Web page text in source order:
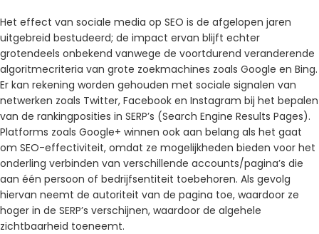
Het effect van sociale media op SEO is de afgelopen jaren
uitgebreid bestudeerd; de impact ervan blijft echter
grotendeels onbekend vanwege de voortdurend veranderende
algoritmecriteria van grote zoekmachines zoals Google en Bing.
Er kan rekening worden gehouden met sociale signalen van
netwerken zoals Twitter, Facebook en Instagram bij het bepalen
van de rankingposities in SERP’s (Search Engine Results Pages).
Platforms zoals Google+ winnen ook aan belang als het gaat
om SEO-effectiviteit, omdat ze mogelijkheden bieden voor het
onderling verbinden van verschillende accounts/pagina’s die
aan één persoon of bedrijfsentiteit toebehoren. Als gevolg
hiervan neemt de autoriteit van de pagina toe, waardoor ze
hoger in de SERP’s verschijnen, waardoor de algehele
zichtbaarheid toeneemt.